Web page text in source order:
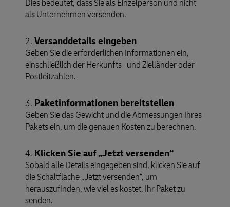
Dies bedeutet, dass Sie als Einzelperson und nicht
als Unternehmen versenden.
2. Versanddetails eingeben
Geben Sie die erforderlichen Informationen ein,
einschließlich der Herkunfts- und Zielländer oder
Postleitzahlen.
3. Paketinformationen bereitstellen
Geben Sie das Gewicht und die Abmessungen Ihres
Pakets ein, um die genauen Kosten zu berechnen.
4. Klicken Sie auf „Jetzt versenden“
Sobald alle Details eingegeben sind, klicken Sie auf
die Schaltfläche „Jetzt versenden“, um
herauszufinden, wie viel es kostet, Ihr Paket zu
senden.